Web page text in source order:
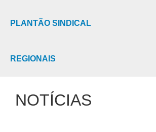
PLANTÃO SINDICAL
REGIONAIS
NOTÍCIAS